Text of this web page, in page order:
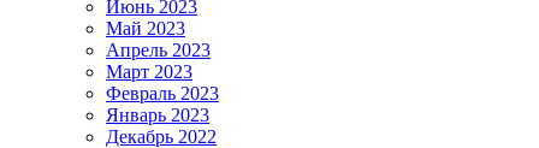
Июнь 2023
Май 2023
Апрель 2023
Март 2023
Февраль 2023
Январь 2023
Декабрь 2022